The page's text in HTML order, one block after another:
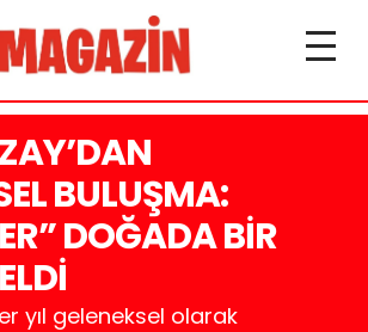
BULUŞMA:
DOĞADA BİR
yıl geleneksel olarak